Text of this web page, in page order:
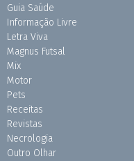
Guia Saúde
Informação Livre
Letra Viva
Magnus Futsal
Mix
Motor
Pets
Receitas
Revistas
Necrologia
Outro Olhar